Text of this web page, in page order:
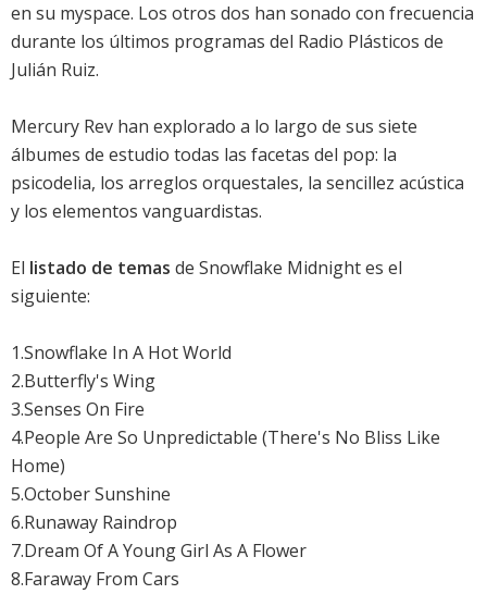
en su myspace. Los otros dos han sonado con frecuencia
durante los últimos programas del Radio Plásticos de
Julián Ruiz.
Mercury Rev han explorado a lo largo de sus siete
álbumes de estudio todas las facetas del pop: la
psicodelia, los arreglos orquestales, la sencillez acústica
y los elementos vanguardistas.
El listado de temas de Snowflake Midnight es el
siguiente:
1.Snowflake In A Hot World
2.Butterfly's Wing
3.Senses On Fire
4.People Are So Unpredictable (There's No Bliss Like
Home)
5.October Sunshine
6.Runaway Raindrop
7.Dream Of A Young Girl As A Flower
8.Faraway From Cars